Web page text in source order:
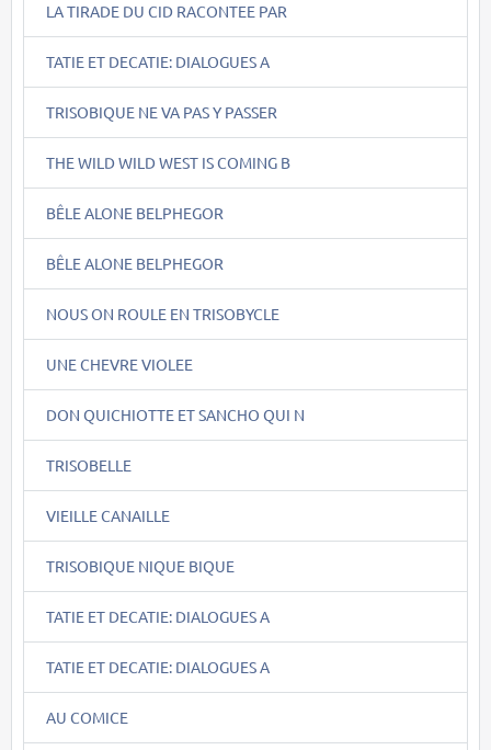
LA TIRADE DU CID RACONTEE PAR
TATIE ET DECATIE: DIALOGUES A
TRISOBIQUE NE VA PAS Y PASSER
THE WILD WILD WEST IS COMING B
BÊLE ALONE BELPHEGOR
BÊLE ALONE BELPHEGOR
NOUS ON ROULE EN TRISOBYCLE
UNE CHEVRE VIOLEE
DON QUICHIOTTE ET SANCHO QUI N
TRISOBELLE
VIEILLE CANAILLE
TRISOBIQUE NIQUE BIQUE
TATIE ET DECATIE: DIALOGUES A
TATIE ET DECATIE: DIALOGUES A
AU COMICE